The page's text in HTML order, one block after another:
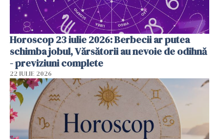
Horoscop 23 iulie 2026: Berbecii ar putea
schimba jobul, Vărsătorii au nevoie de odihnă
- previziuni complete
22 IULIE 2026